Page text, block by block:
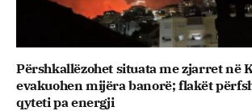
Përshkallëzohet situata me zjarret në
evakuohen mijëra banorë; flakët
qyteti pa energji